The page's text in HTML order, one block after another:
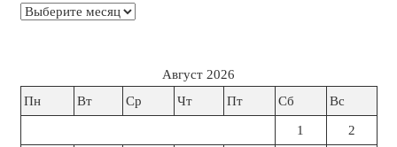
Архивы
Август 2026
Пн
Вт Ср Чт Пт Сб Вс
1 2